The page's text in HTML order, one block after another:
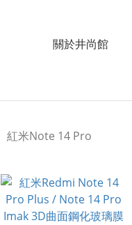
關於井尚館
紅米Note 14 Pro